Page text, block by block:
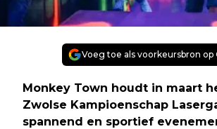
Voeg toe als voorkeursbron op
Monkey Town houdt in maart
Zwolse Kampioenschap
spannend en sportief